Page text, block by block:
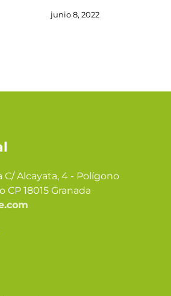
junio 8, 2022
C/ Alcayata, 4 - Polígono
18015 Granada